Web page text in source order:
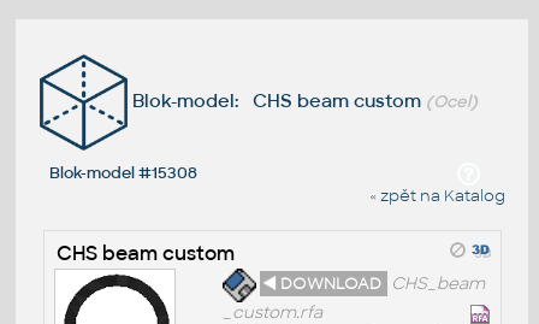
Blok-model: CHS beam custom (Ocel)
Blok-model #15308
« zpět na Katalog
CHS beam custom
◄ DOWNLOAD CHS_beam
_custom.rfa